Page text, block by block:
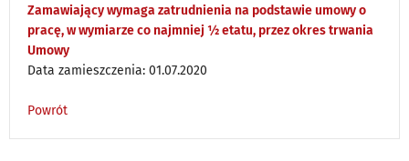
Zamawiający wymaga zatrudnienia na podstawie umowy o
pracę, w wymiarze co najmniej ½ etatu, przez okres trwania
Umowy
Data zamieszczenia: 01.07.2020
Powrót